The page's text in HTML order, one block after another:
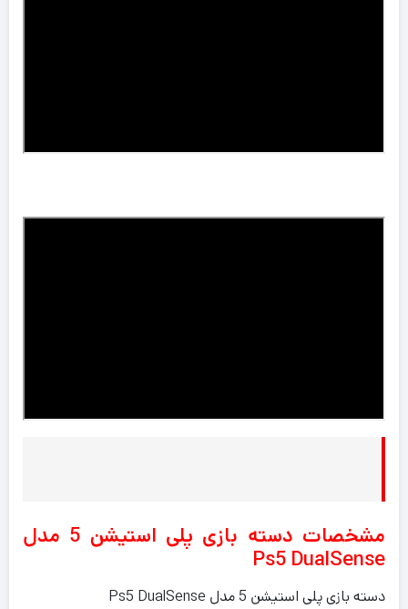
مشخصات دسته بازی پلی استیشن 5 مدل
Ps5 DualSense
دسته بازی پلی استیشن 5 مدل Ps5 DualSense